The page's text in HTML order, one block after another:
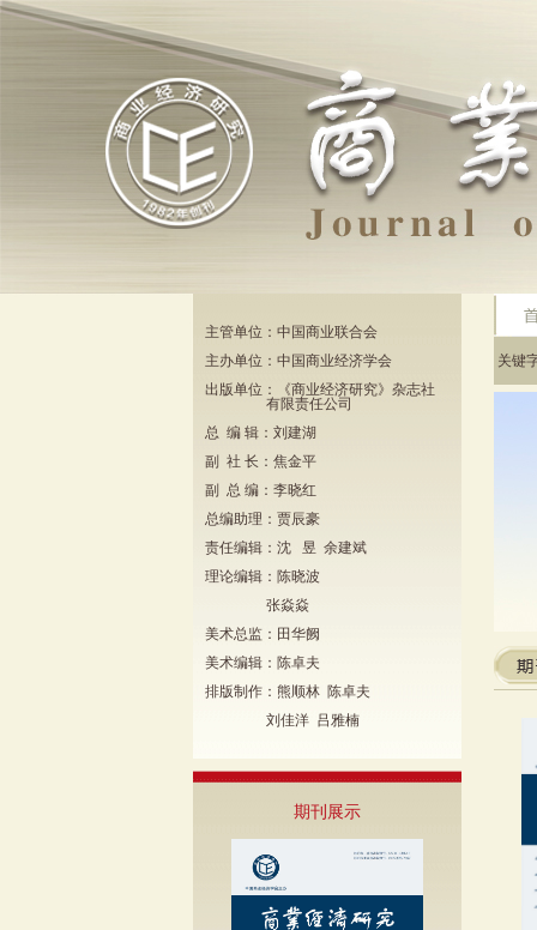
主管单位：中国商业联合会
主办单位：中国商业经济学会
出版单位：《商业经济研究》杂志社
有限责任公司
总 编 辑：刘建湖
副 社 长：焦金平
副 总 编：李晓红
总编助理：贾辰豪
责任编辑：沈 昱 余建斌
理论编辑：陈晓波
张焱焱
美术总监：田华阙
美术编辑：陈卓夫
排版制作：熊顺林 陈卓夫
刘佳洋 吕雅楠
期刊展示
关键